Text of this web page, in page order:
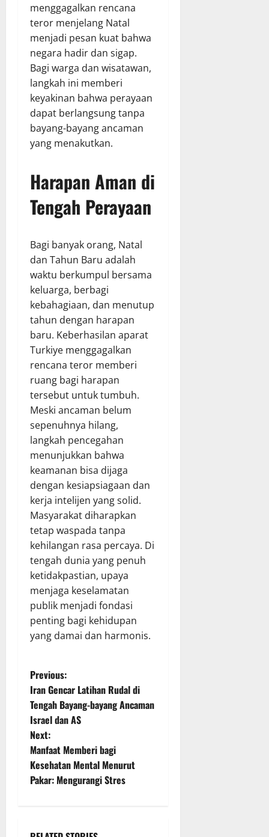
menggagalkan rencana
teror menjelang Natal
menjadi pesan kuat bahwa
negara hadir dan sigap.
Bagi warga dan wisatawan,
langkah ini memberi
keyakinan bahwa perayaan
dapat berlangsung tanpa
bayang-bayang ancaman
yang menakutkan.
Harapan Aman di
Tengah Perayaan
Bagi banyak orang, Natal
dan Tahun Baru adalah
waktu berkumpul bersama
keluarga, berbagi
kebahagiaan, dan menutup
tahun dengan harapan
baru. Keberhasilan aparat
Turkiye menggagalkan
rencana teror memberi
ruang bagi harapan
tersebut untuk tumbuh.
Meski ancaman belum
sepenuhnya hilang,
langkah pencegahan
menunjukkan bahwa
keamanan bisa dijaga
dengan kesiapsiagaan dan
kerja intelijen yang solid.
Masyarakat diharapkan
tetap waspada tanpa
kehilangan rasa percaya. Di
tengah dunia yang penuh
ketidakpastian, upaya
menjaga keselamatan
publik menjadi fondasi
penting bagi kehidupan
yang damai dan harmonis.
P
o
s
t
n
v
Previous:
Iran Gencar Latihan Rudal di
Tengah Bayang-bayang Ancaman
Israel dan AS
Next:
Manfaat Memberi bagi
Kesehatan Mental Menurut
Pakar: Mengurangi Stres